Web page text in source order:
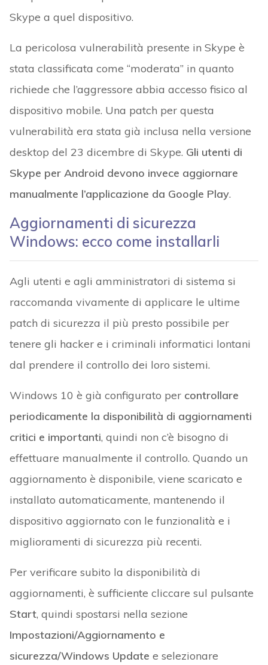
Skype a quel dispositivo.
La pericolosa vulnerabilità presente in Skype è
stata classificata come “moderata” in quanto
richiede che l’aggressore abbia accesso fisico al
dispositivo mobile. Una patch per questa
vulnerabilità era stata già inclusa nella versione
desktop del 23 dicembre di Skype. Gli utenti di
Skype per Android devono invece aggiornare
manualmente l’applicazione da Google Play.
Aggiornamenti di sicurezza
Windows: ecco come installarli
Agli utenti e agli amministratori di sistema si
raccomanda vivamente di applicare le ultime
patch di sicurezza il più presto possibile per
tenere gli hacker e i criminali informatici lontani
dal prendere il controllo dei loro sistemi.
Windows 10 è già configurato per controllare
periodicamente la disponibilità di aggiornamenti
critici e importanti, quindi non c’è bisogno di
effettuare manualmente il controllo. Quando un
aggiornamento è disponibile, viene scaricato e
installato automaticamente, mantenendo il
dispositivo aggiornato con le funzionalità e i
miglioramenti di sicurezza più recenti.
Per verificare subito la disponibilità di
aggiornamenti, è sufficiente cliccare sul pulsante
Start, quindi spostarsi nella sezione
Impostazioni/Aggiornamento e
sicurezza/Windows Update e selezionare